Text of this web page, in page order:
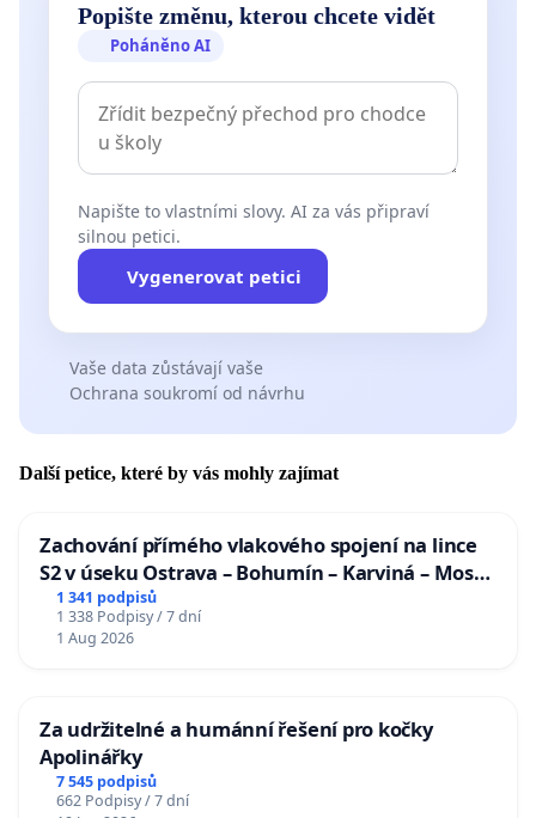
Popište změnu, kterou chcete vidět
Poháněno AI
Napište to vlastními slovy. AI za vás připraví
silnou petici.
Vygenerovat petici
Vaše data zůstávají vaše
Ochrana soukromí od návrhu
Další petice, které by vás mohly zajímat
Zachování přímého vlakového spojení na lince
S2 v úseku Ostrava – Bohumín – Karviná – Mosty
u Jablunkova
1 341 podpisů
1 338 Podpisy / 7 dní
1 Aug 2026
Za udržitelné a humánní řešení pro kočky
Apolinářky
7 545 podpisů
662 Podpisy / 7 dní